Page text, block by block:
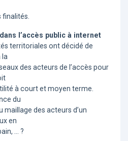
finalités.
l’accès public à internet
territoriales ont décidé de
la
des acteurs de l’accès pour
à court et moyen terme.
du
maillage des acteurs d’un
en
… ?